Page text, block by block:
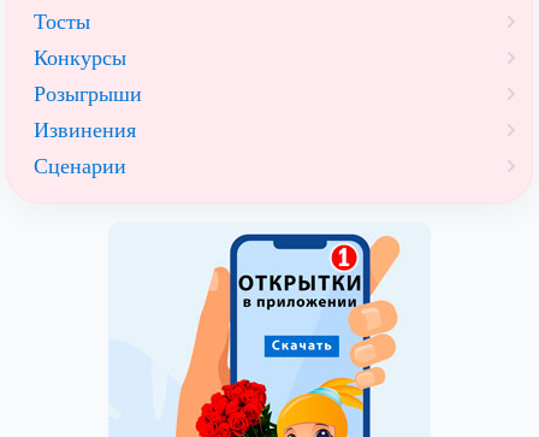
Тосты
Конкурсы
Розыгрыши
Извинения
Сценарии